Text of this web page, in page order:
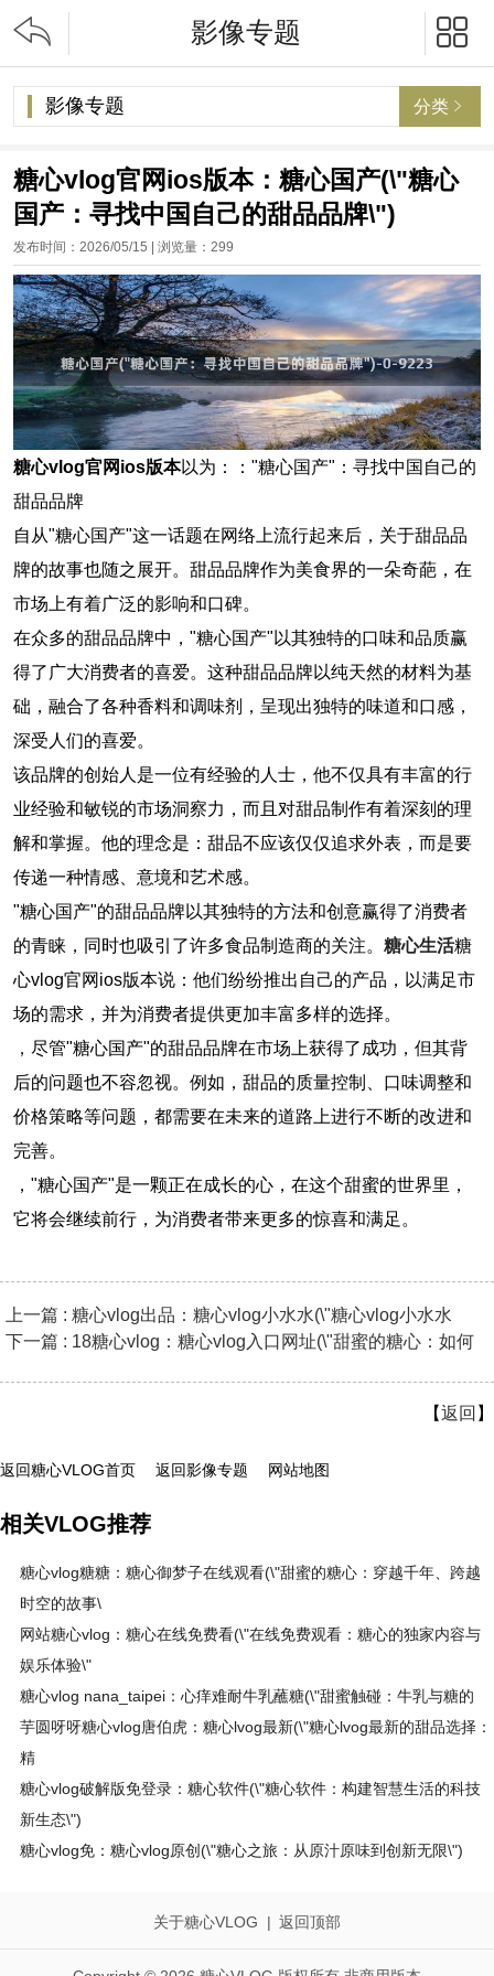
 影像专题 
影像专题 分类 
糖心vlog官网ios版本：糖心国产(\"糖心
国产：寻找中国自己的甜品品牌\")
发布时间：2026/05/15 | 浏览量： 299
糖心vlog官网ios版本以为：："糖心国产"：寻找中国自己的
甜品品牌
自从"糖心国产"这一话题在网络上流行起来后，关于甜品品
牌的故事也随之展开。甜品品牌作为美食界的一朵奇葩，在
市场上有着广泛的影响和口碑。
在众多的甜品品牌中，"糖心国产"以其独特的口味和品质赢
得了广大消费者的喜爱。这种甜品品牌以纯天然的材料为基
础，融合了各种香料和调味剂，呈现出独特的味道和口感，
深受人们的喜爱。
该品牌的创始人是一位有经验的人士，他不仅具有丰富的行
业经验和敏锐的市场洞察力，而且对甜品制作有着深刻的理
解和掌握。他的理念是：甜品不应该仅仅追求外表，而是要
传递一种情感、意境和艺术感。
"糖心国产"的甜品品牌以其独特的方法和创意赢得了消费者
的青睐，同时也吸引了许多食品制造商的关注。 糖心生活糖
心vlog官网ios版本说：他们纷纷推出自己的产品，以满足市
场的需求，并为消费者提供更加丰富多样的选择。
，尽管"糖心国产"的甜品品牌在市场上获得了成功，但其背
后的问题也不容忽视。例如，甜品的质量控制、口味调整和
价格策略等问题，都需要在未来的道路上进行不断的改进和
完善。
，"糖心国产"是一颗正在成长的心，在这个甜蜜的世界里，
它将会继续前行，为消费者带来更多的惊喜和满足。
上一篇 : 糖心vlog出品：糖心vlog小水水(\"糖心vlog小水水
下一篇 : 18糖心vlog：糖心vlog入口网址(\"甜蜜的糖心：如何
【返回 】
返回糖心VLOG首页 返回影像专题 网站地图
相关VLOG推荐
糖心vlog糖糖：糖心御梦子在线观看(\"甜蜜的糖心：穿越千年、跨越
时空的故事\
网站糖心vlog：糖心在线免费看(\"在线免费观看：糖心的独家内容与
娱乐体验\"
糖心vlog nana_taipei：心痒难耐牛乳蘸糖(\"甜蜜触碰：牛乳与糖的
芋圆呀呀糖心vlog唐伯虎：糖心lvog最新(\"糖心lvog最新的甜品选择：
精
糖心vlog破解版免登录：糖心软件(\"糖心软件：构建智慧生活的科技
新生态\")
糖心vlog免：糖心vlog原创(\"糖心之旅：从原汁原味到创新无限\")
关于糖心VLOG | 返回顶部